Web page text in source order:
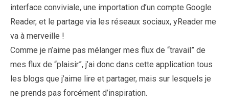
interface conviviale, une importation d’un compte Google
Reader, et le partage via les réseaux sociaux, yReader me
va à merveille !
Comme je n’aime pas mélanger mes flux de “travail” de
mes flux de “plaisir”, j’ai donc dans cette application tous
les blogs que j’aime lire et partager, mais sur lesquels je
ne prends pas forcément d’inspiration.